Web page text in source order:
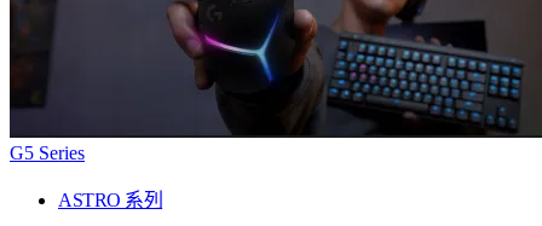
G5 Series
ASTRO 系列